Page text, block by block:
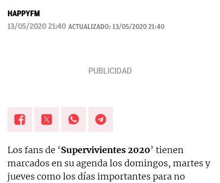
HAPPYFM
13/05/2020 21:40 ACTUALIZADO: 13/05/2020 21:40
Los fans de ‘Supervivientes 2020’ tienen
marcados en su agenda los domingos, martes y
jueves como los días importantes para no